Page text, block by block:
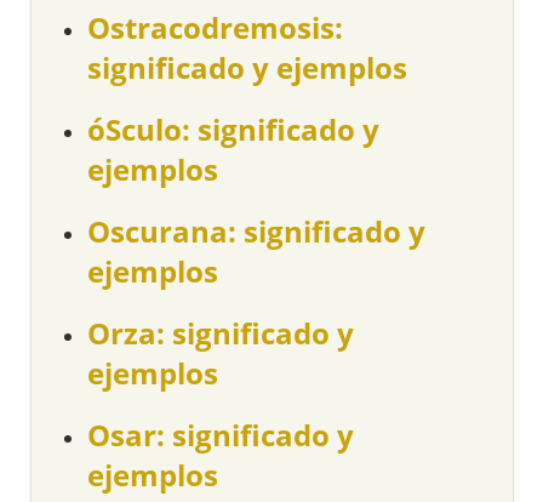
Ostracodremosis:
significado y ejemplos
óSculo: significado y
ejemplos
Oscurana: significado y
ejemplos
Orza: significado y
ejemplos
Osar: significado y
ejemplos